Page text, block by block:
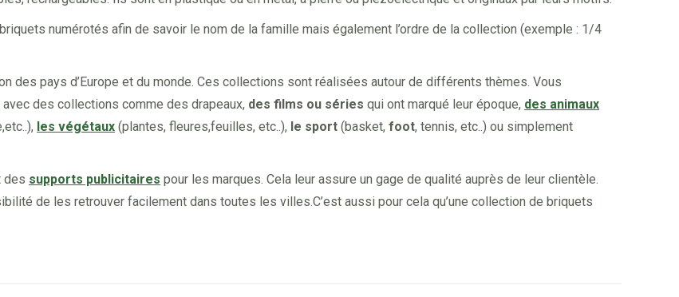
numérotés afin de savoir le nom de la famille mais également l’ordre de la collection (exemple : 1/4
pays d’Europe et du monde. Ces collections sont réalisées autour de différents thèmes. Vous
des collections comme des drapeaux, des films ou séries qui ont marqué leur époque, des animaux
les végétaux (plantes, fleures,feuilles, etc..), le sport (basket, foot, tennis, etc..) ou simplement
des supports publicitaires pour les marques. Cela leur assure un gage de qualité auprès de leur clientèle.
de les retrouver facilement dans toutes les villes.C’est aussi pour cela qu’une collection de briquets